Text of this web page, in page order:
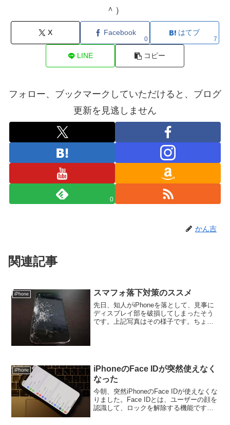
＾）
X Facebook
0
はてブ
7
LINE コピー
フォロー、ブックマークしていただけると、ブログ
更新を見逃しません
0
かん吉
関連記事
iPhone スマフォ落下対策のススメ
先日、知人がiPhoneを落として、見事に
ディスプレイ部を破損してしまったそう
です。上記写真はその様子です。ちょう
iPhone
iPhoneのFace IDが突然使えなく
なった
今朝、突然iPhoneのFace IDが使えなくな
りました。Face IDとは、ユーザーの顔を
認識して、ロックを解除する機能です。